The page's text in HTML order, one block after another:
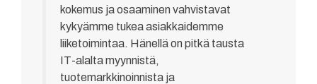
kokemus ja osaaminen vahvistavat
kykyämme tukea asiakkaidemme
liiketoimintaa. Hänellä on pitkä tausta
IT-alalta myynnistä,
tuotemarkkinoinnista ja